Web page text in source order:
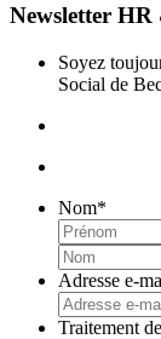
Newsletter HR
Soyez
Social de
Nom*
Adresse e-
Traitement